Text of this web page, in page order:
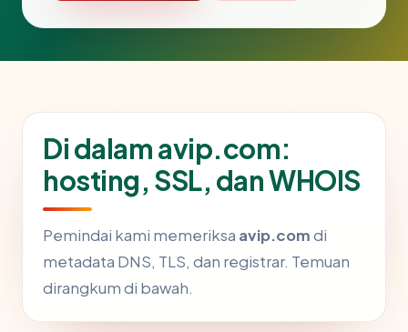
Di dalam avip.com:
hosting, SSL, dan WHOIS
Pemindai kami memeriksa avip.comdi
metadata DNS, TLS, dan registrar. Temuan
dirangkum di bawah.